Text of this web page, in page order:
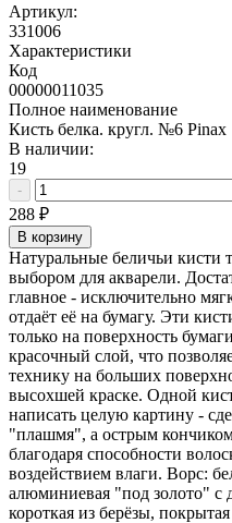
Артикул:
331006
Характеристики
Код
00000011035
Полное наименование
Кисть белка. кругл. №6 Pinax
В наличии:
19
-
288 ₽
В корзину
Натуральные беличьи кисти
выбором для акварели.
главное - исключительно
отдаёт её на бумагу. Эти
только на поверхность
красочный слой, что
технику на больших
высохшей краске. Одной
написать целую картину -
"плашмя", а острым
благодаря способности
воздействием влаги. Ворс:
алюминиевая "под золото"
короткая из берёзы,